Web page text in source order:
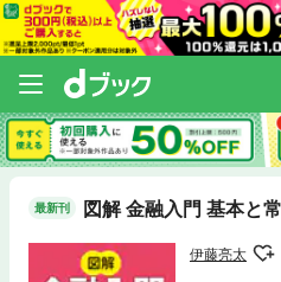
最新刊 図解 金融入門 基本と
伊藤亮太